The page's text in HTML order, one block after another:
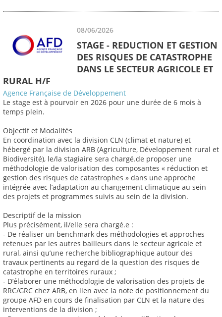
08/06/2026
STAGE - REDUCTION ET GESTION
DES RISQUES DE CATASTROPHE
DANS LE SECTEUR AGRICOLE ET
RURAL H/F
Agence Française de Développement
Le stage est à pourvoir en 2026 pour une durée de 6 mois à
temps plein.
Objectif et Modalités
En coordination avec la division CLN (climat et nature) et
hébergé par la division ARB (Agriculture, Développement rural et
Biodiversité), le/la stagiaire sera chargé.de proposer une
méthodologie de valorisation des composantes « réduction et
gestion des risques de catastrophes » dans une approche
intégrée avec l’adaptation au changement climatique au sein
des projets et programmes suivis au sein de la division.
Descriptif de la mission
Plus précisément, il/elle sera chargé.e :
- De réaliser un benchmark des méthodologies et approches
retenues par les autres bailleurs dans le secteur agricole et
rural, ainsi qu’une recherche bibliographique autour des
travaux pertinents au regard de la question des risques de
catastrophe en territoires ruraux ;
- D’élaborer une méthodologie de valorisation des projets de
RRC/GRC chez ARB, en lien avec la note de positionnement du
groupe AFD en cours de finalisation par CLN et la nature des
interventions de la division ;